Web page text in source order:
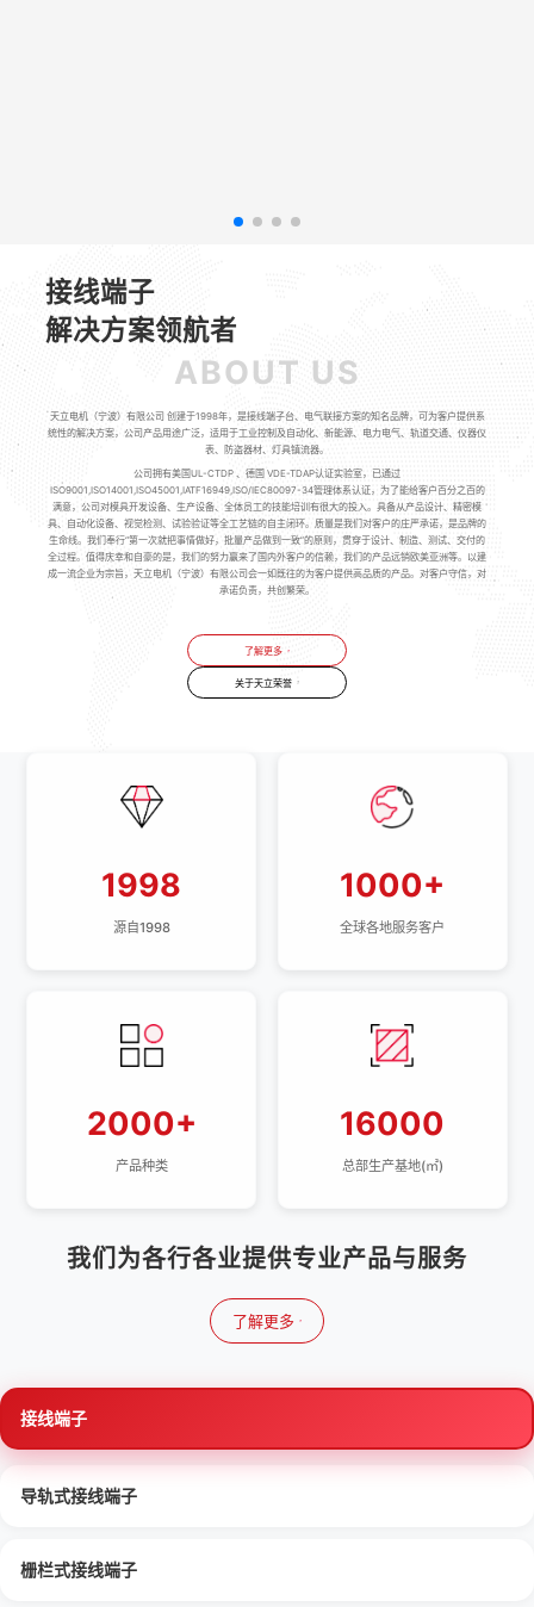
接线端子
解决方案领航者
ABOUT US
天立电机（宁波）有限公司 创建于1998年，是接线端子台、电气联接方案的知名品牌，可为客户提供系
统性的解决方案，公司产品用途广泛，适用于工业控制及自动化、新能源、电力电气、轨道交通、仪器仪
表、防盗器材、灯具镇流器。
公司拥有美国UL-CTDP 、德国 VDE-TDAP认证实验室，已通过
ISO9001,ISO14001,ISO45001,IATF16949,ISO/IEC80097-34管理体系认证，为了能给客户百分之百的
满意，公司对模具开发设备、生产设备、全体员工的技能培训有很大的投入。具备从产品设计、精密模
具、自动化设备、视觉检测、试验验证等全工艺链的自主闭环。质量是我们对客户的庄严承诺，是品牌的
生命线。我们奉行“第一次就把事情做好，批量产品做到一致”的原则，贯穿于设计、制造、测试、交付的
全过程。值得庆幸和自豪的是，我们的努力赢来了国内外客户的信赖，我们的产品远销欧美亚洲等。以建
成一流企业为宗旨，天立电机（宁波）有限公司会一如既往的为客户提供高品质的产品。对客户守信，对
承诺负责，共创繁荣。
了解更多
关于天立荣誉
源自1998
1998
全球各地服务客户
1000+
产品种类
2000+
总部生产基地(㎡)
16000
我们为各行各业提供专业产品与服务
了解更多
接线端子
导轨式接线端子
栅栏式接线端子